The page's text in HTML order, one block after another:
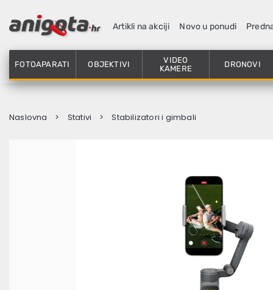
Artikli na akciji Novo u ponudi
FOTOAPARATI OBJEKTIVI
VIDEO
KAMERE
DRONOVI
Naslovna Stativi Stabilizatori i gimbali